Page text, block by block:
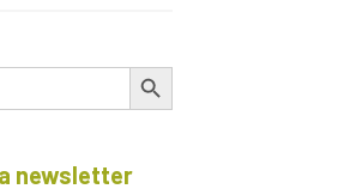
Botón de búsqueda
newsletter